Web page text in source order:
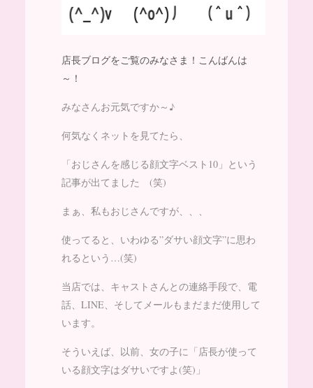
店長ブログをご覧のみなさま！こんばんは
～！
みなさんお元気ですか～♪
何気なくネットを見てたら、
「おじさんを感じる顔文字ベスト10」という
記事が出てました (笑)
まぁ、私もおじさんですが、、、
使ってると、いわゆる”ダサい顔文字”に思わ
れるという…(笑)
当店では、キャストさんとの連絡手段で、電
話、LINE、そしてメールもまだまだ使用して
います。
そういえば、以前、女の子に「店長が使って
いる顔文字はダサいですよ(笑)」